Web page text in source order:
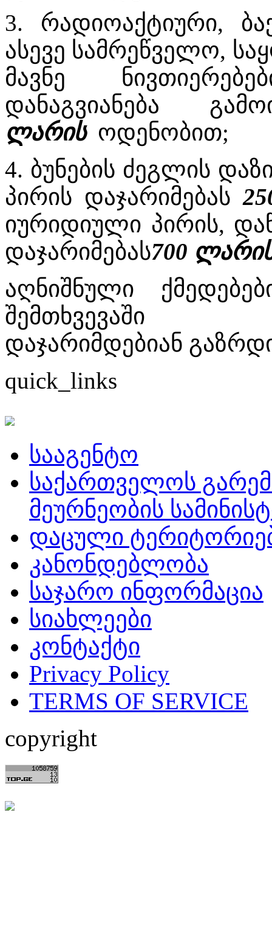
3. რადიოაქტიური,
ასევე სამრეწველო,
მავნე
დანაგვიანება
ლარისოდენობით;
4. ბუნების ძეგლის
პირის დაჯარიმებას
იურიდიული პირის,
დაჯარიმებას700
აღნიშნული
შემთხვევაში
დაჯარიმდებიან
quick_links
სააგენტო
საქართველოს
მეურნეობის
დაცული
კანონდებლობა
საჯარო ინფორმაცია
სიახლეები
კონტაქტი
Privacy Policy
TERMS OF SERVICE
copyright